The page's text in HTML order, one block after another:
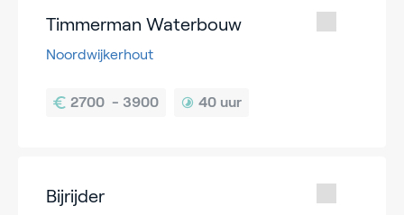
Timmerman Waterbouw
Noordwijkerhout
40 uur
Bijrijder